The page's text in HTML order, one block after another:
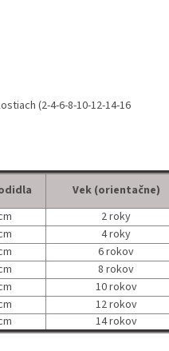
(2-4-6-8-10-12-14-16
Vek (orientačne)
2 roky
4 roky
6 rokov
8 rokov
10 rokov
12 rokov
14 rokov